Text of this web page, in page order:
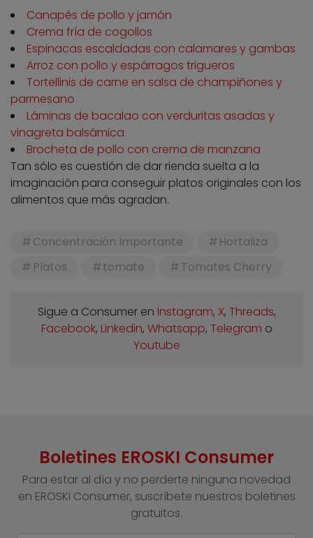
Canapés de pollo y jamón
Crema fría de cogollos
Espinacas escaldadas con calamares y gambas
Arroz con pollo y espárragos trigueros
Tortellinis de carne en salsa de champiñones y
parmesano
Láminas de bacalao con verduritas asadas y
vinagreta balsámica
Brocheta de pollo con crema de manzana
Tan sólo es cuestión de dar rienda suelta a la
imaginación para conseguir platos originales con los
alimentos que más agradan.
Concentración Importante
Hortaliza
Platos
tomate Tomates Cherry
Sigue a Consumer en Instagram, X, Threads,
Facebook, Linkedin, Whatsapp, Telegram o
Youtube
Boletines EROSKI Consumer
Para estar al día y no perderte ninguna novedad
en EROSKI Consumer, suscríbete nuestros boletines
gratuitos.